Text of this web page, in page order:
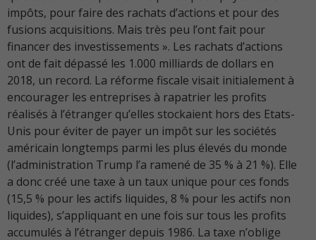
impôts, pour faire des rachats d’actions et pour des
fusions acquisitions. Mais très peu l’ont fait pour
financer des investissements ». Les rachats d’actions
ont de fait dépassé les 1.000 milliards de dollars en
2018, un record. La réforme fiscale visait initialement à
encourager les entreprises à rapatrier les profits
réalisés à l’étranger qu’elles stockaient hors des Etats-
Unis pour éviter de payer un impôt sur les sociétés
américain longtemps parmi les plus élevés du monde
(l’administration Trump l’a ramené de 35 % à 21 %). Elle
a donc créé une taxe à un taux unique pour ces fonds
(15,5 % pour les actifs liquides, 8 % pour les actifs non
liquides), s’appliquant en une fois sur tous les profits
accumulés à l’étranger depuis 1986. La taxe n’oblige